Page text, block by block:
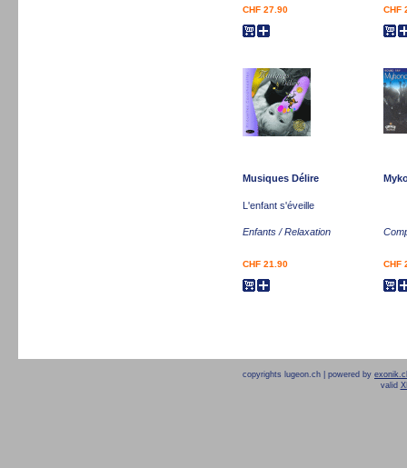
CHF 27.90 CHF
Musiques Délire
L'enfant s'éveille
Enfants / Relaxation
CHF 21.90 CHF
copyrights lugeon.ch | powered by
valid